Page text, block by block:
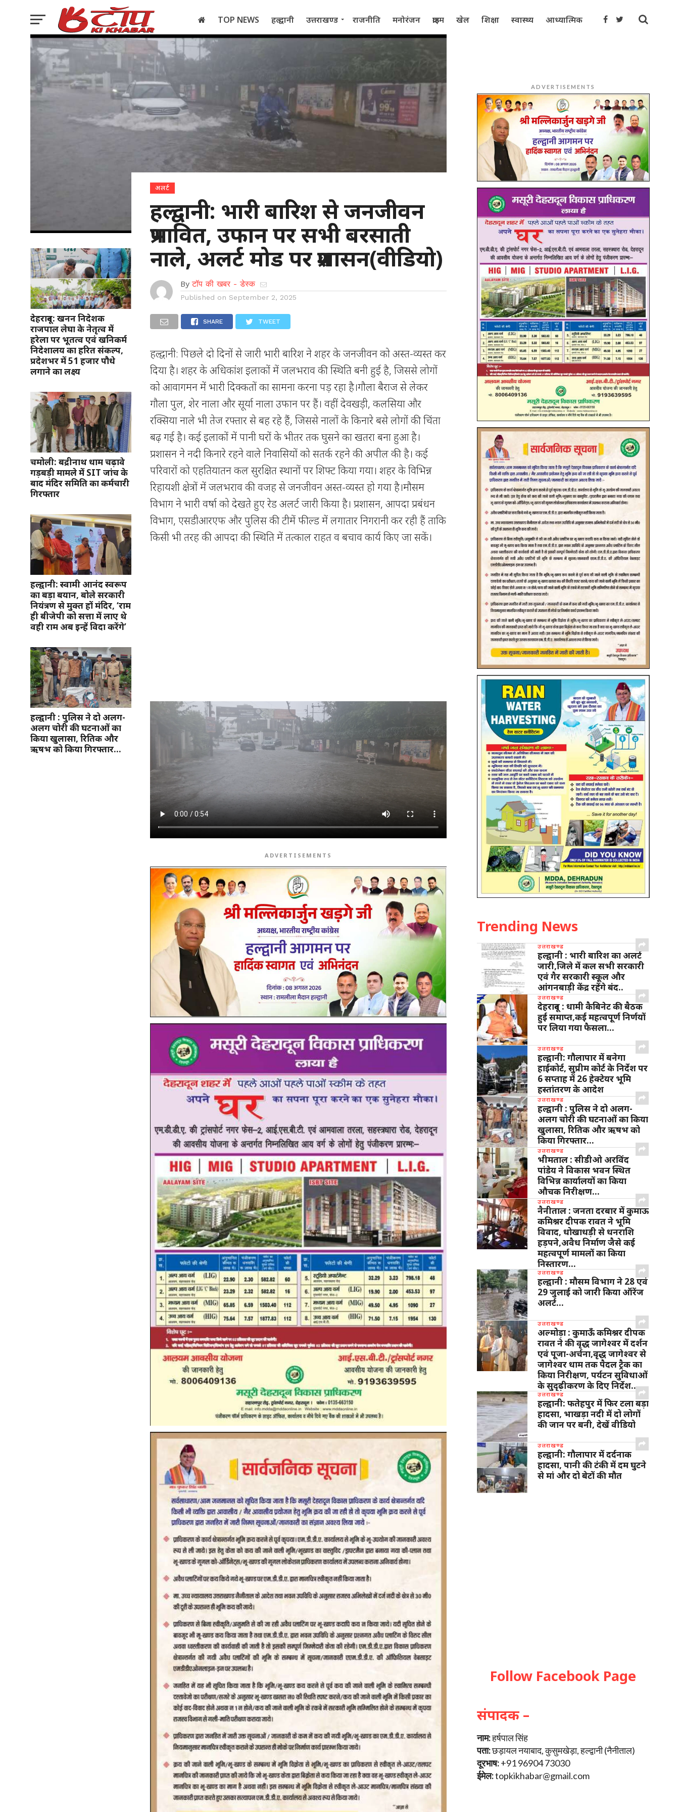
TOP NEWS हल्द्वानी उत्तराखण्ड राजनीति मनोरंजन क्राइम खेल शिक्षा स्वास्थ्य आध्यात्मिक
इलेक्शन 2022
देहरादून: खनन निदेशक
राजपाल लेघा के नेतृत्व में
हरेला पर भूतत्व एवं खनिकर्म
निदेशालय का हरित संकल्प,
प्रदेशभर में 51 हजार पौधे
लगाने का लक्ष्य
चमोली: बद्रीनाथ धाम चढ़ावे
गड़बड़ी मामले में SIT जांच के
बाद मंदिर समिति का कर्मचारी
गिरफ्तार
हल्द्वानी: स्वामी आनंद स्वरूप
का बड़ा बयान, बोले सरकारी
नियंत्रण से मुक्त हों मंदिर, ‘राम
ही बीजेपी को सत्ता में लाए थे
वही राम अब इन्हें विदा करेंगे’
हल्द्वानी : पुलिस ने दो अलग-
अलग चोरी की घटनाओं का
किया खुलासा, रितिक और
ऋषभ को किया गिरफ्तार…
अलर्ट
हल्द्वानी: भारी बारिश से जनजीवन
प्रभावित, उफान पर सभी बरसाती
नाले, अलर्ट मोड पर प्रशासन(वीडियो)
By टॉप की खबर - डेस्क
Published on September 2, 2025
SHARE TWEET
हल्द्वानी: पिछले दो दिनों से जारी भारी बारिश ने शहर के जनजीवन को अस्त-व्यस्त कर
दिया है। शहर के अधिकांश इलाकों में जलभराव की स्थिति बनी हुई है, जिससे लोगों
को आवागमन में भारी दिक्कतों का सामना करना पड़ रहा है।गौला बैराज से लेकर
गौला पुल, शेर नाला और सूर्या नाला उफान पर हैं। वहीं देवखड़ी, कलसिया और
रक्सिया नाले भी तेज रफ्तार से बह रहे हैं, जिससे नालों के किनारे बसे लोगों की चिंता
बढ़ गई है। कई इलाकों में पानी घरों के भीतर तक घुसने का खतरा बना हुआ है।
प्रशासन ने नदी किनारे रहने वाले निवासियों को सतर्क रहने की अपील की है। कई
परिवारों को एहतियातन कल सुरक्षित स्थानों पर शिफ्ट किया गया। शहर के विभिन्न
रिहायशी क्षेत्रों में जलभराव की वजह से जनजीवन अस्त-व्यस्त हो गया है।मौसम
विभाग ने भारी वर्षा को देखते हुए रेड अलर्ट जारी किया है। प्रशासन, आपदा प्रबंधन
विभाग, एसडीआरएफ और पुलिस की टीमें फील्ड में लगातार निगरानी कर रही हैं ताकि
किसी भी तरह की आपदा की स्थिति में तत्काल राहत व बचाव कार्य किए जा सकें।
ADVERTISEMENTS
ADVERTISEMENTS
Trending News
उत्तराखण्ड
हल्द्वानी : भारी बारिश का अलर्ट
जारी,जिले में कल सभी सरकारी
एवं गैर सरकारी स्कूल और
आंगनबाड़ी केंद्र रहेंगे बंद..
उत्तराखण्ड
देहरादून : धामी कैबिनेट की बैठक
हुई समाप्त,कई महत्वपूर्ण निर्णयों
पर लिया गया फैसला…
उत्तराखण्ड
हल्द्वानी: गौलापार में बनेगा
हाईकोर्ट, सुप्रीम कोर्ट के निर्देश पर
6 सप्ताह में 26 हेक्टेयर भूमि
हस्तांतरण के आदेश
उत्तराखण्ड
हल्द्वानी : पुलिस ने दो अलग-
अलग चोरी की घटनाओं का किया
खुलासा, रितिक और ऋषभ को
किया गिरफ्तार…
उत्तराखण्ड
भीमताल : सीडीओ अरविंद
पांडेय ने विकास भवन स्थित
विभिन्न कार्यालयों का किया
औचक निरीक्षण…
उत्तराखण्ड
नैनीताल : जनता दरबार में कुमाऊ
कमिश्नर दीपक रावत ने भूमि
विवाद, धोखाधड़ी से धनराशि
हड़पने,अवैध निर्माण जैसे कई
महत्वपूर्ण मामलों का किया
निस्तारण…
उत्तराखण्ड
हल्द्वानी : मौसम विभाग ने 28 एवं
29 जुलाई को जारी किया ऑरेंज
अलर्ट…
उत्तराखण्ड
अल्मोड़ा : कुमाऊँ कमिश्नर दीपक
रावत ने की वृद्ध जागेश्वर में दर्शन
एवं पूजा-अर्चना,वृद्ध जागेश्वर से
जागेश्वर धाम तक पैदल ट्रैक का
किया निरीक्षण, पर्यटन सुविधाओं
के सुदृढ़ीकरण के दिए निर्देश…
उत्तराखण्ड
हल्द्वानी: फतेहपुर में फिर टला बड़ा
हादसा, भाखड़ा नदी में दो लोगों
की जान पर बनी, देखें वीडियो
उत्तराखण्ड
हल्द्वानी: गौलापार में दर्दनाक
हादसा, पानी की टंकी में दम घुटने
से मां और दो बेटों की मौत
Follow Facebook Page
संपादक –
नाम:हर्षपाल सिंह
पता:छड़ायल नयाबाद, कुसुमखेड़ा, हल्द्वानी (नैनीताल)
दूरभाष:+91 96904 73030
ईमेल:topkikhabar@gmail.com